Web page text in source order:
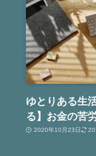
ゆとりある生
る】お金の苦
2020年10月23日